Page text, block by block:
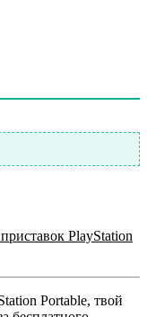
PlayStation
Portable, твой